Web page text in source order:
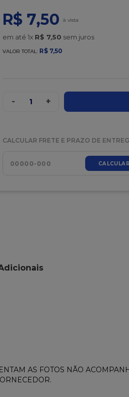
R$ 7,50
em até 1x R$ 7,50 sem juros
VALOR TOTAL: R$ 7,50
- 1 +
CALCULAR FRETE E PRAZO DE
CALCULAR
AS FOTOS NÃO